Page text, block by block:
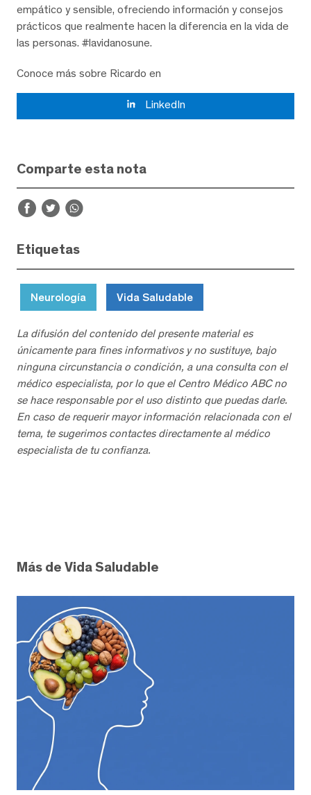
empático y sensible, ofreciendo información y consejos
prácticos que realmente hacen la diferencia en la vida de
las personas. #lavidanosune.
Conoce más sobre Ricardo en
LinkedIn
Comparte esta nota
Etiquetas
Neurología Vida Saludable
La difusión del contenido del presente material es
únicamente para fines informativos y no sustituye, bajo
ninguna circunstancia o condición, a una consulta con el
médico especialista, por lo que el Centro Médico ABC no
se hace responsable por el uso distinto que puedas darle.
En caso de requerir mayor información relacionada con el
tema, te sugerimos contactes directamente al médico
especialista de tu confianza.
Más de Vida Saludable